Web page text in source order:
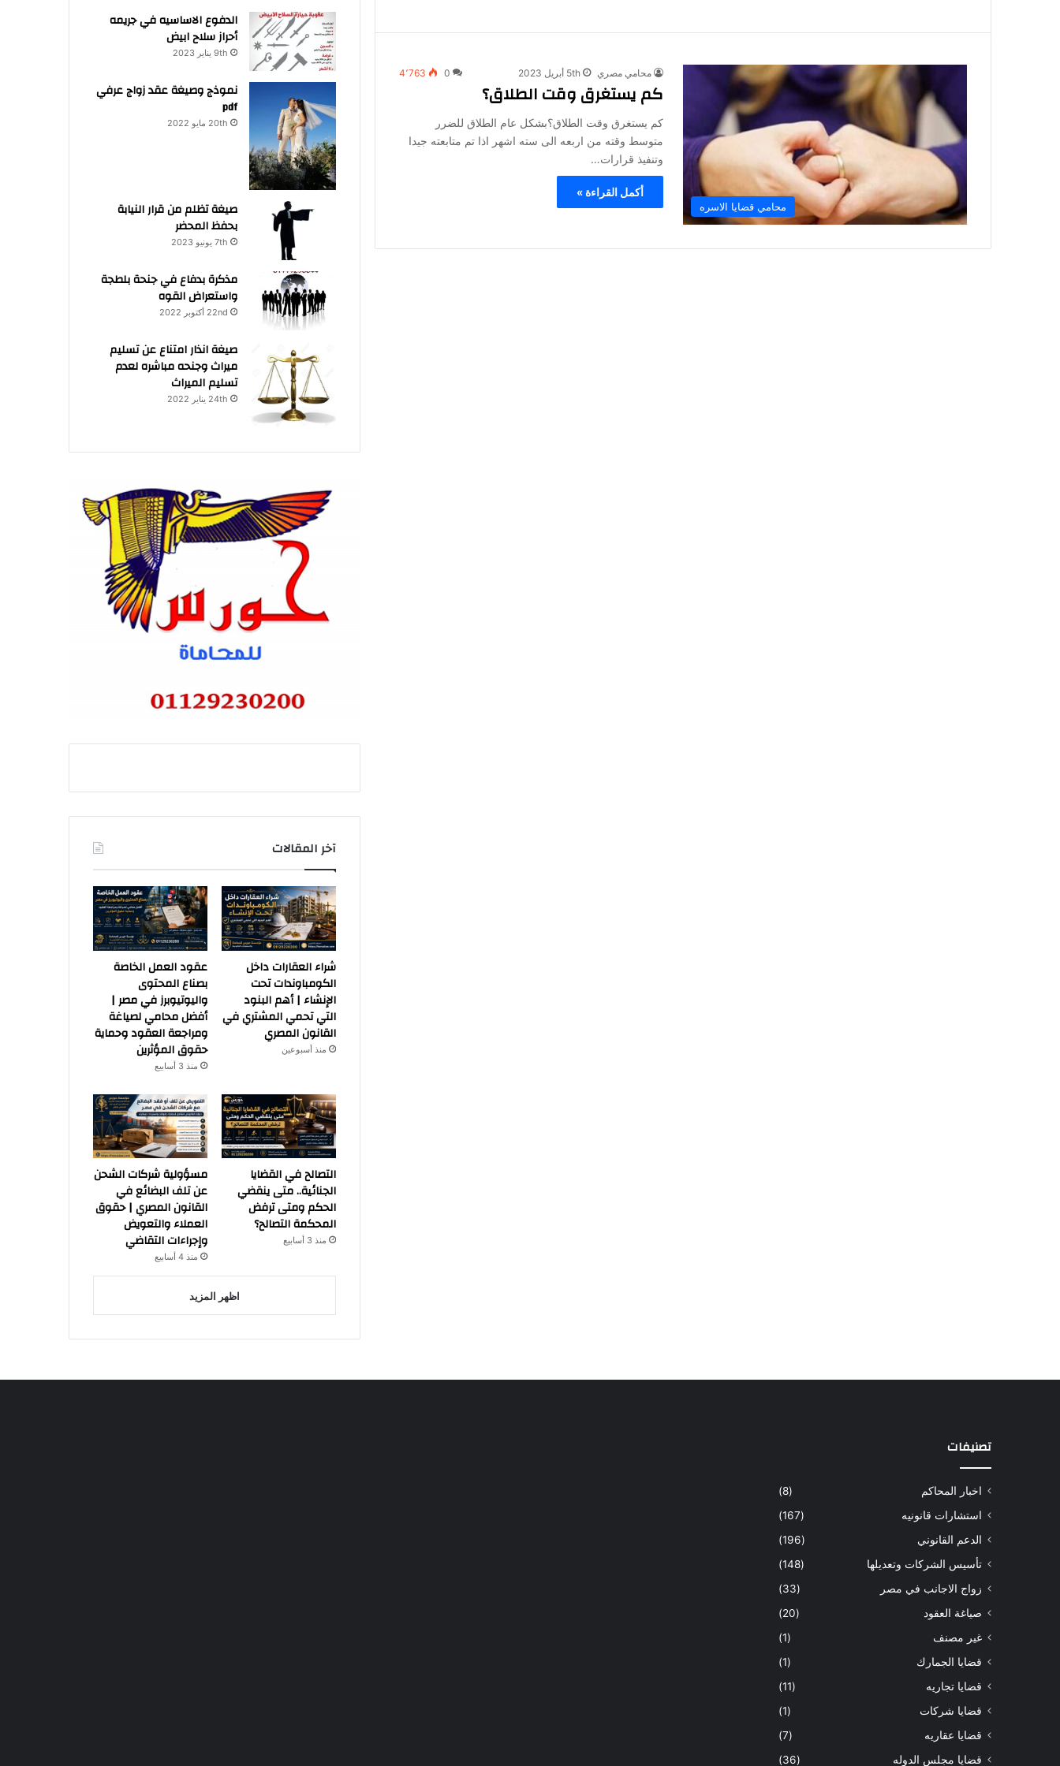
محامي قضايا الاسره
محامي مصري 5th أبريل 2023 0 4٬763
كم يستغرق وقت الطلاق؟
كم يستغرق وقت الطلاق؟بشكل عام الطلاق للضرر
متوسط وقته من اربعه الى سته اشهر اذا تم متابعته جيدا
وتنفيذ قرارات…
أكمل القراءة »
الدفوع الاساسيه في جريمه
أحراز سلاح ابيض
9th يناير 2023
نموذج وصيغة عقد زواج عرفي
pdf
20th مايو 2022
صيغة تظلم من قرار النيابة
بحفظ المحضر
7th يونيو 2023
مذكرة بدفاع في جنحة بلطجة
واستعراض القوه
22nd أكتوبر 2022
صيغة انذار امتناع عن تسليم
ميراث وجنحه مباشره لعدم
تسليم الميراث
24th يناير 2022
آخر المقالات
شراء العقارات داخل
الكومباوندات تحت
الإنشاء | أهم البنود
التي تحمي المشتري في
القانون المصري
منذ أسبوعين
عقود العمل الخاصة
بصناع المحتوى
واليوتيوبرز في مصر |
أفضل محامي لصياغة
ومراجعة العقود وحماية
حقوق المؤثرين
منذ 3 أسابيع
التصالح في القضايا
الجنائية.. متى ينقضي
الحكم ومتى ترفض
المحكمة التصالح؟
منذ 3 أسابيع
مسؤولية شركات الشحن
عن تلف البضائع في
القانون المصري | حقوق
العملاء والتعويض
وإجراءات التقاضي
منذ 4 أسابيع
اظهر المزيد
تصنيفات
اخبار المحاكم
(8)
استشارات قانونيه
(167)
الدعم القانوني
(196)
تأسيس الشركات وتعديلها
(148)
زواج الاجانب في مصر
(33)
صياغة العقود
(20)
غير مصنف
(1)
قضايا الجمارك
(1)
قضايا تجاريه
(11)
قضايا شركات
(1)
قضايا عقاريه
(7)
قضايا مجلس الدوله
(36)